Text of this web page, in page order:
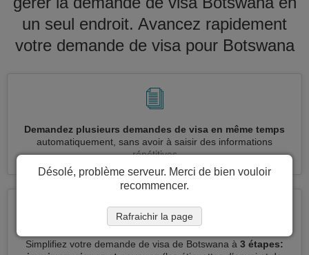
un seul endroit. Avancez rapidement
votre demande de visa pour Botswana
Demandez plusieurs demandes de visa en même temps
automatiquement, sans avoir à saisir des informations
répétitives
Simplifiez votre demande de visa de Botswana à 3 étapes:
Désolé, problème serveur. Merci de bien vouloir
recommencer.
Rafraichir la page